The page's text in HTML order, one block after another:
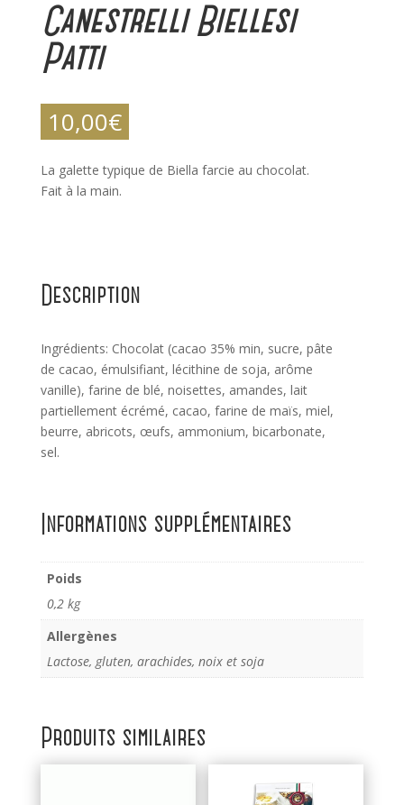
Canestrelli Biellesi
Patti
10,00€
La galette typique de Biella farcie au chocolat.
Fait à la main.
Description
Ingrédients: Chocolat (cacao 35% min, sucre, pâte
de cacao, émulsifiant, lécithine de soja, arôme
vanille), farine de blé, noisettes, amandes, lait
partiellement écrémé, cacao, farine de maïs, miel,
beurre, abricots, œufs, ammonium, bicarbonate,
sel.
Informations supplémentaires
Poids
0,2 kg
Allergènes
Lactose, gluten, arachides, noix et soja
Produits similaires